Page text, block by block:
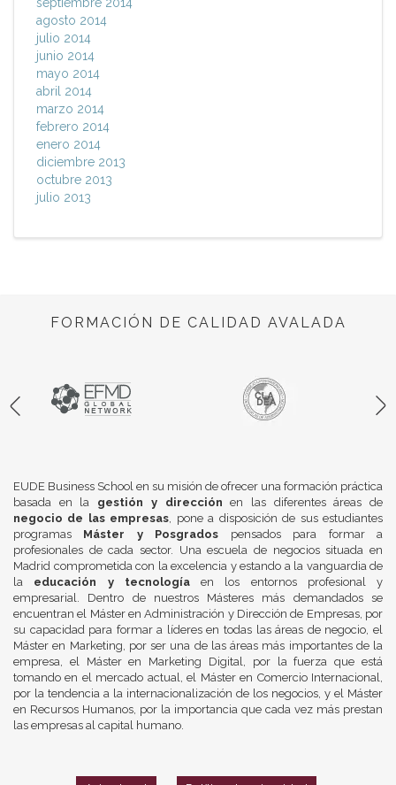
agosto 2014
julio 2014
junio 2014
mayo 2014
abril 2014
marzo 2014
febrero 2014
enero 2014
diciembre 2013
octubre 2013
julio 2013
FORMACIÓN DE CALIDAD AVALADA
EUDE Business School en su misión de ofrecer una formación práctica
basada en la gestión y dirección en las diferentes áreas de
negocio de las empresas, pone a disposición de sus estudiantes
programas Máster y Posgrados pensados para formar a
profesionales de cada sector. Una escuela de negocios situada en
Madrid comprometida con la excelencia y estando a la vanguardia de
la educación y tecnologíaen los entornos profesional y
empresarial. Dentro de nuestros Másteres más demandados se
encuentran el Máster en Administración y Dirección de Empresas, por
su capacidad para formar a líderes en todas las áreas de negocio, el
Máster en Marketing, por ser una de las áreas más importantes de la
empresa, el Máster en Marketing Digital, por la fuerza que está
tomando en el mercado actual, el Máster en Comercio Internacional,
por la tendencia a la internacionalización de los negocios, y el Máster
en Recursos Humanos, por la importancia que cada vez más prestan
las empresas al capital humano.